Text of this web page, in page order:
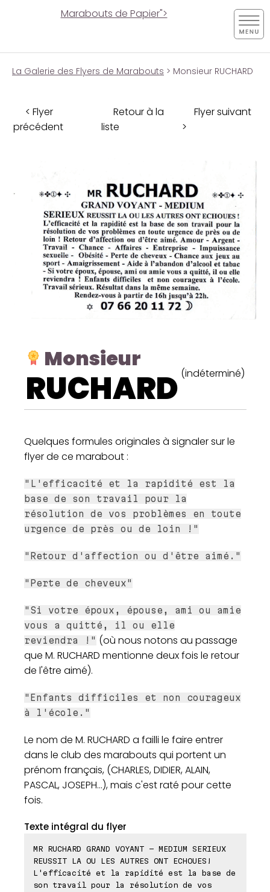
Marabouts de Papier">
La Galerie des Flyers de Marabouts > Monsieur RUCHARD
< Flyer
précédent
Retour à la
liste
Flyer suivant
>
Monsieur
RUCHARD (indéterminé)
Quelques formules originales à signaler sur le
flyer de ce marabout :
"L'efficacité et la rapidité est la
base de son travail pour la
résolution de vos problèmes en toute
urgence de près ou de loin !"
"Retour d'affection ou d'être aimé."
"Perte de cheveux"
"Si votre époux, épouse, ami ou amie
vous a quitté, il ou elle
reviendra !" (où nous notons au passage
que M. RUCHARD mentionne deux fois le retour
de l'être aimé).
"Enfants difficiles et non courageux
à l'école."
Le nom de M. RUCHARD a failli le faire entrer
dans le club des marabouts qui portent un
prénom français, (CHARLES, DIDIER, ALAIN,
PASCAL, JOSEPH...), mais c'est raté pour cette
fois.
Texte intégral du flyer
MR RUCHARD GRAND VOYANT - MEDIUM SERIEUX
REUSSIT LA OU LES AUTRES ONT ECHOUES!
L'efficacité et la rapidité est la base de
son travail pour la résolution de vos